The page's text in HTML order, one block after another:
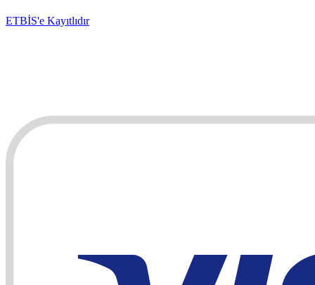
ETBİS'e Kayıtlıdır